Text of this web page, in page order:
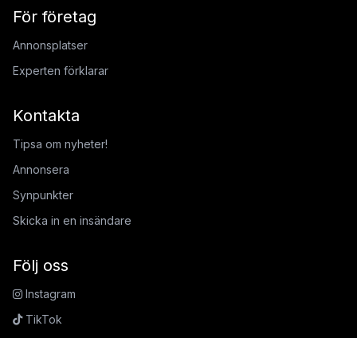
För företag
Annonsplatser
Experten förklarar
Kontakta
Tipsa om nyheter!
Annonsera
Synpunkter
Skicka in en insändare
Följ oss
Instagram
TikTok